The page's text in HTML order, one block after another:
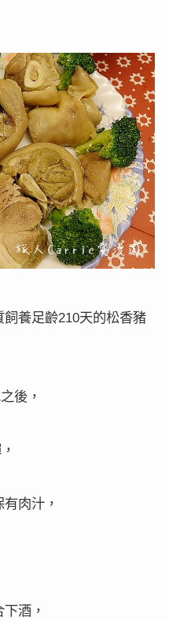
飼養足齡210天的松香豬
後，
肉汁，
酒，